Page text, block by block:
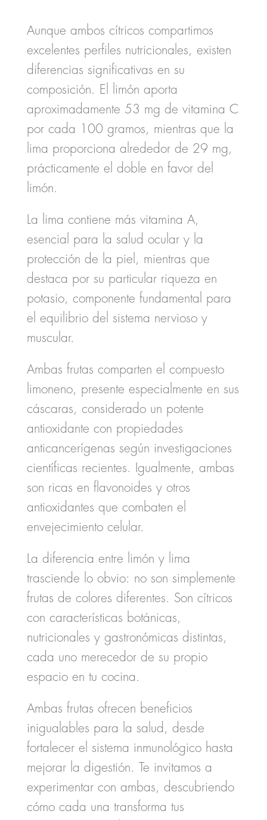
Aunque ambos cítricos compartimos
excelentes perfiles nutricionales, existen
diferencias significativas en su
composición. El limón aporta
aproximadamente 53 mg de vitamina C
por cada 100 gramos, mientras que la
lima proporciona alrededor de 29 mg,
prácticamente el doble en favor del
limón.
La lima contiene más vitamina A,
esencial para la salud ocular y la
protección de la piel, mientras que
destaca por su particular riqueza en
potasio, componente fundamental para
el equilibrio del sistema nervioso y
muscular.
Ambas frutas comparten el compuesto
limoneno, presente especialmente en sus
cáscaras, considerado un potente
antioxidante con propiedades
anticancerígenas según investigaciones
científicas recientes. Igualmente, ambas
son ricas en flavonoides y otros
antioxidantes que combaten el
envejecimiento celular.
La diferencia entre limón y lima
trasciende lo obvio: no son simplemente
frutas de colores diferentes. Son cítricos
con características botánicas,
nutricionales y gastronómicas distintas,
cada uno merecedor de su propio
espacio en tu cocina.
Ambas frutas ofrecen beneficios
inigualables para la salud, desde
fortalecer el sistema inmunológico hasta
mejorar la digestión. Te invitamos a
experimentar con ambas, descubriendo
cómo cada una transforma tus